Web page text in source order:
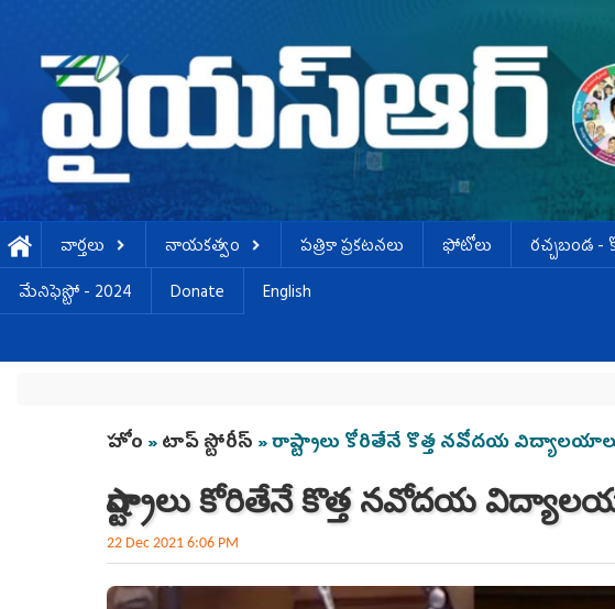
వార్తలు నాయకత్వం పత్రికా ప్రకటనలు ఫోటోలు ర‌చ్చ‌బండ‌ -
మేనిఫెస్టో - 2024
Donate English
You are here
హోం »టాప్ స్టోరీస్ » రాష్ట్రాలు కోరితేనే కొత్త నవోదయ
రాష్ట్రాలు కోరితేనే కొత్త నవోదయ
22 Dec 2021 6:06 PM